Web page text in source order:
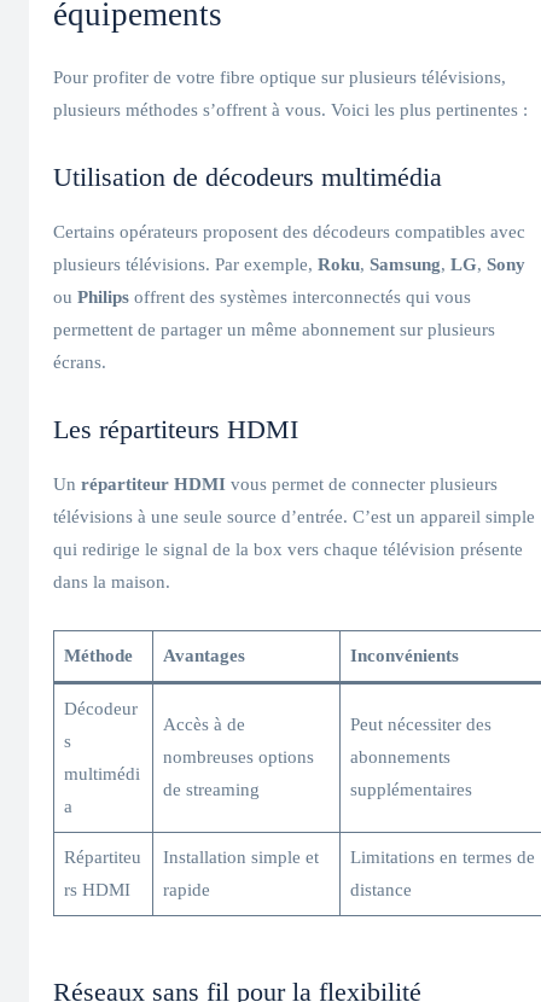
équipements
Pour profiter de votre fibre optique sur plusieurs télévisions,
plusieurs méthodes s’offrent à vous. Voici les plus pertinentes :
Utilisation de décodeurs multimédia
Certains opérateurs proposent des décodeurs compatibles avec
plusieurs télévisions. Par exemple, Roku, Samsung, LG, Sony
ou Philips offrent des systèmes interconnectés qui vous
permettent de partager un même abonnement sur plusieurs
écrans.
Les répartiteurs HDMI
Un répartiteur HDMI vous permet de connecter plusieurs
télévisions à une seule source d’entrée. C’est un appareil simple
qui redirige le signal de la box vers chaque télévision présente
dans la maison.
Méthode Avantages Inconvénients
Décodeur
s
multimédi
a
Accès à de
nombreuses options
de streaming
Peut nécessiter des
abonnements
supplémentaires
Répartiteu
rs HDMI
Installation simple et
rapide
Limitations en termes de
distance
Réseaux sans fil pour la flexibilité